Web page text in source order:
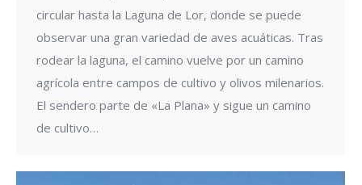
circular hasta la Laguna de Lor, donde se puede
observar una gran variedad de aves acuáticas. Tras
rodear la laguna, el camino vuelve por un camino
agrícola entre campos de cultivo y olivos milenarios.
El sendero parte de «La Plana» y sigue un camino
de cultivo…